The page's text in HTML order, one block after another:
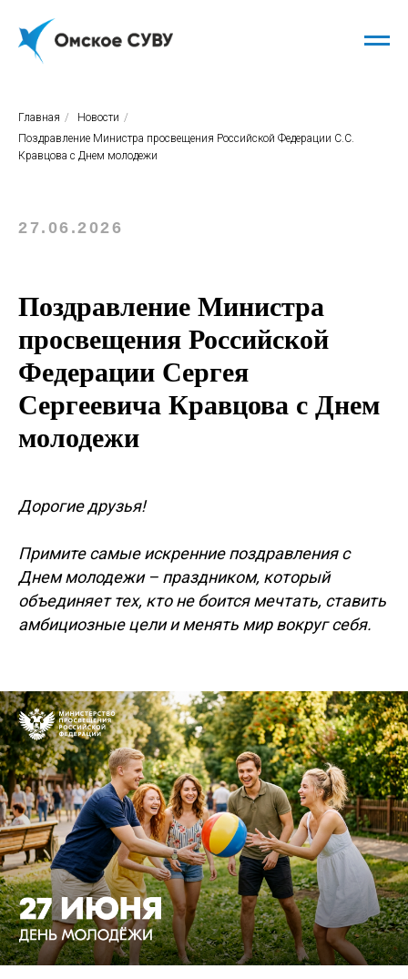
Главная / Новости /
Поздравление Министра просвещения Российской Федерации С.С.
Кравцова с Днем молодежи
27.06.2026
Поздравление Министра
просвещения Российской
Федерации Сергея
Сергеевича Кравцова с Днем
молодежи
Дорогие друзья!
Примите самые искренние поздравления с
Днем молодежи – праздником, который
объединяет тех, кто не боится мечтать, ставить
амбициозные цели и менять мир вокруг себя.